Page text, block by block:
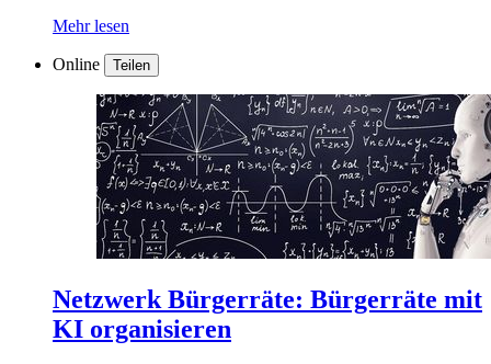
Mehr lesen
Online Teilen
Netzwerk Bürgerräte: Bürgerräte mit
KI organisieren